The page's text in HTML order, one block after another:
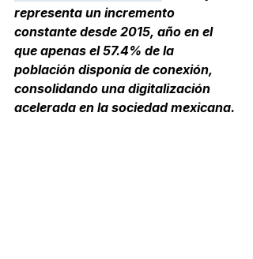
representa un incremento
constante desde 2015, año en el
que apenas el 57.4% de la
población disponía de conexión,
consolidando una digitalización
acelerada en la sociedad mexicana.